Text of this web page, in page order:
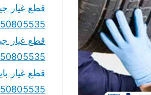
50805535 الأصلية المكفولة
50805535 تركيب وصيانة
50805535 سكراب بايك فوري